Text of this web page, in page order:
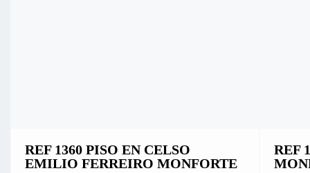
REF 1360 PISO EN CELSO
EMILIO FERREIRO MONFORTE
REF